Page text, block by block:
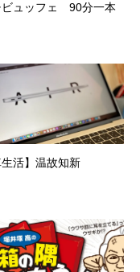
ビュッフェ 90分一本
生活】温故知新